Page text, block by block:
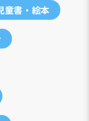
童書・絵本